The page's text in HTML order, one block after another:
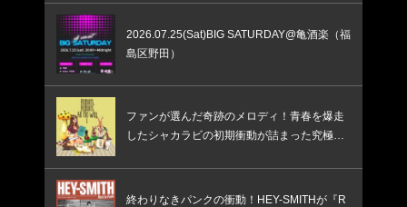
2026.07.25(Sat)BIG SATURDAY@亀酒楽（福
島区野田）
ファンが選んだ奇跡のメロディ！青春を爆走
したシャカラビの初期衝動が詰まった究極の
終わりなきパンクの衝動！HEY-SMITHが『R